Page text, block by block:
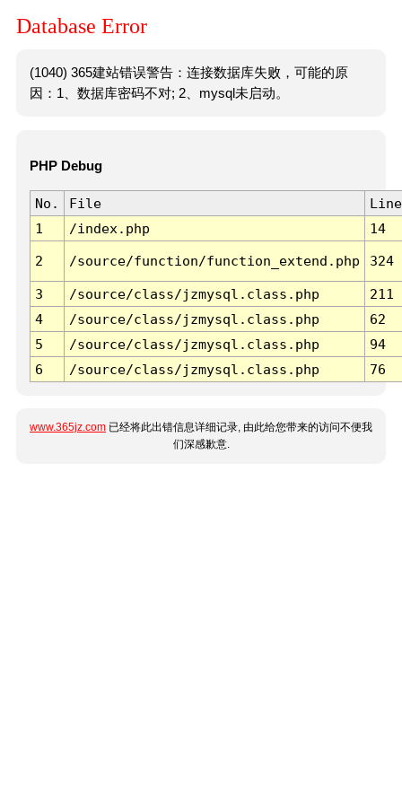
Database Error
(1040) 365建站错误警告：连接数据库失败，可能的原
因：1、数据库密码不对; 2、mysql未启动。
PHP Debug
No. File
Line
1
/index.php 14
2 /source/function/function_extend.php 324
3 /source/class/jzmysql.class.php
211
4
/source/class/jzmysql.class.php
62
5
/source/class/jzmysql.class.php
94
6
/source/class/jzmysql.class.php 76
www.365jz.com 已经将此出错信息详细记录, 由此给您带来的访问不便我
们深感歉意.